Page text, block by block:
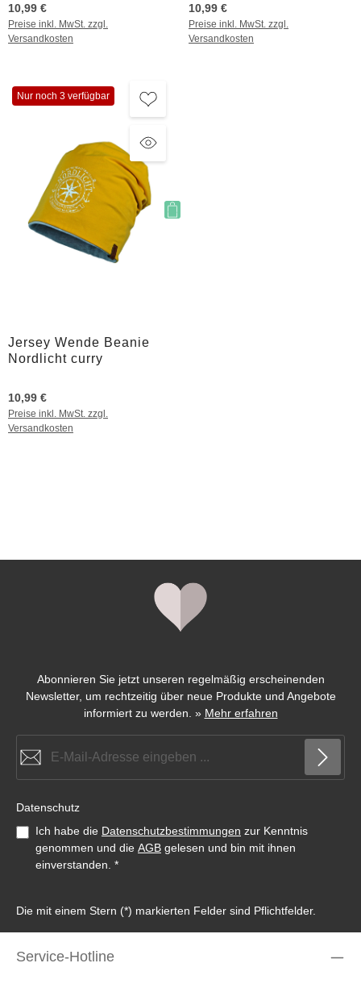
10,99 €
Preise inkl. MwSt. zzgl.
Versandkosten
10,99 €
Preise inkl. MwSt. zzgl.
Versandkosten
Nur noch 3 verfügbar
Jersey Wende Beanie
Nordlicht curry
10,99 €
Preise inkl. MwSt. zzgl.
Versandkosten
Abonnieren Sie jetzt unseren regelmäßig erscheinenden
Newsletter, um rechtzeitig über neue Produkte und Angebote
informiert zu werden. » Mehr erfahren
Datenschutz
Ich habe die Datenschutzbestimmungen zur Kenntnis
genommen und die AGB gelesen und bin mit ihnen
einverstanden. *
Die mit einem Stern (*) markierten Felder sind Pflichtfelder.
Service-Hotline